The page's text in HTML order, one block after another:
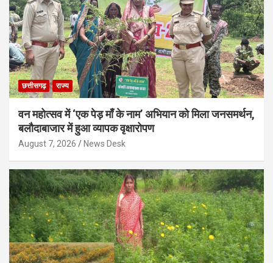
छत्तीसगढ़ राज्य
वन महोत्सव में ‘एक पेड़ माँ के नाम’ अभियान को मिला जनसमर्थन,
बलौदाबाजार में हुआ व्यापक वृक्षारोपण
August 7, 2026 News Desk